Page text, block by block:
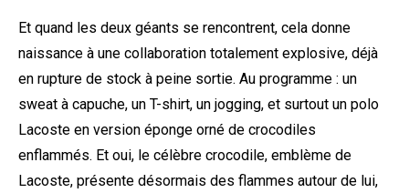
Et quand les deux géants se rencontrent, cela donne
naissance à une collaboration totalement explosive, déjà
en rupture de stock à peine sortie. Au programme : un
sweat à capuche, un T-shirt, un jogging, et surtout un polo
Lacoste en version éponge orné de crocodiles
enflammés. Et oui, le célèbre crocodile, emblème de
Lacoste, présente désormais des flammes autour de lui,